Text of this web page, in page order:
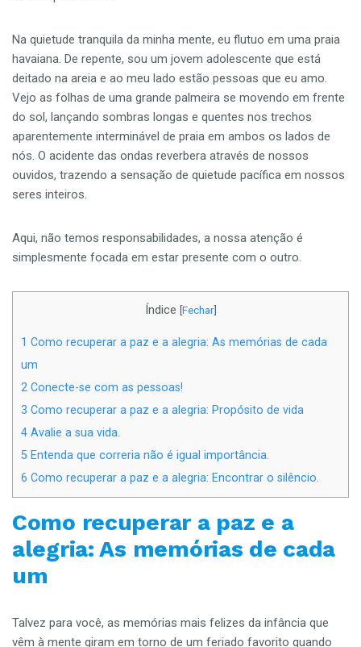
Na quietude tranquila da minha mente, eu flutuo em uma praia
havaiana. De repente, sou um jovem adolescente que está
deitado na areia e ao meu lado estão pessoas que eu amo.
Vejo as folhas de uma grande palmeira se movendo em frente
do sol, lançando sombras longas e quentes nos trechos
aparentemente interminável de praia em ambos os lados de
nós. O acidente das ondas reverbera através de nossos
ouvidos, trazendo a sensação de quietude pacífica em nossos
seres inteiros.
Aqui, não temos responsabilidades, a nossa atenção é
simplesmente focada em estar presente com o outro.
Índice [Fechar]
1 Como recuperar a paz e a alegria: As memórias de cada
um
2 Conecte-se com as pessoas!
3 Como recuperar a paz e a alegria: Propósito de vida
4 Avalie a sua vida.
5 Entenda que correria não é igual importância.
6 Como recuperar a paz e a alegria: Encontrar o silêncio.
Como recuperar a paz e a
alegria: As memórias de cada
um
Talvez para você, as memórias mais felizes da infância que
vêm à mente giram em torno de um feriado favorito quando